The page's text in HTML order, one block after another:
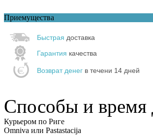
Приемущества
Быстрая доставка
Гарантия качества
Возврат денег в течени 14 дней
Способы и время
Курьером по Риге
Omniva или Pastastacija